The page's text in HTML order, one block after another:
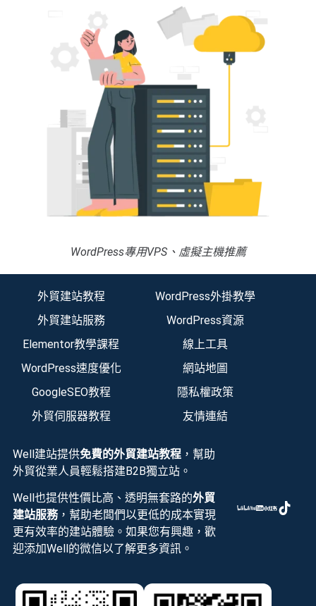
WordPress專用VPS、虛擬主機推薦
外貿建站教程
外貿建站服務
Elementor教學課程
WordPress速度優化
GoogleSEO教程
外貿伺服器教程
WordPress外掛教學
WordPress資源
線上工具
網站地圖
隱私權政策
友情連結
Well建站提供免費的外貿建站教程，幫助
外貿從業人員輕鬆搭建B2B獨立站。
Well也提供性價比高、透明無套路的外貿
建站服務，幫助老闆們以更低的成本實現
更有效率的建站體驗。如果您有興趣，歡
迎添加Well的微信以了解更多資訊。